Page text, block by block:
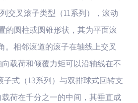
交叉滚子类型（11系列），滚动
的圆柱或圆锥形状，其为平面滚
。相邻滚道的滚子在轴线上交叉
载荷和倾覆力矩可以沿轴线在不
子式（13系列）与双排球式回转支
荷在千分之一的中间，其垂直成